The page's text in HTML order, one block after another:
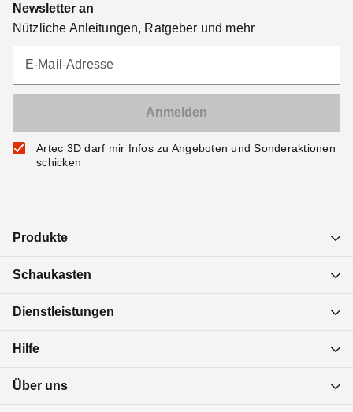
Newsletter an
Nützliche Anleitungen, Ratgeber und mehr
E-Mail-Adresse
Artec 3D darf mir Infos zu Angeboten und Sonderaktionen
schicken
Produkte
Schaukasten
Dienstleistungen
Hilfe
Über uns